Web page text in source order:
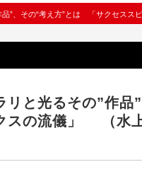
”、その“考え方”とは 「サクセス
と光るその”作品
スの流儀」 （水